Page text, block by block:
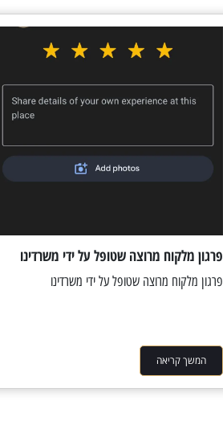
פרגון מלקוח מרוצה שטופל על ידי משרדינו
פרגון מלקוח מרוצה שטופל על ידי משרדינו
המשך קריאה